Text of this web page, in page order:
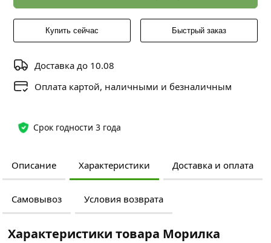
Срок годности 3 года
Купить сейчас Быстрый заказ
Доставка до 10.08
Оплата картой, наличными и безналичным
Описание Характеристики Доставка и оплата
Самовывоз Условия возврата
Характеристики товара Морилка